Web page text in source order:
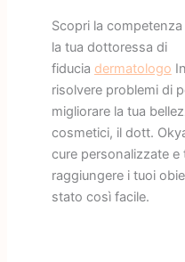
Scopri la
la tua dottoressa di
fiducia dermatologo In
risolvere problemi di
migliorare la tua
cosmetici, il dott.
cure personalizzate
raggiungere i tuoi
stato così facile.